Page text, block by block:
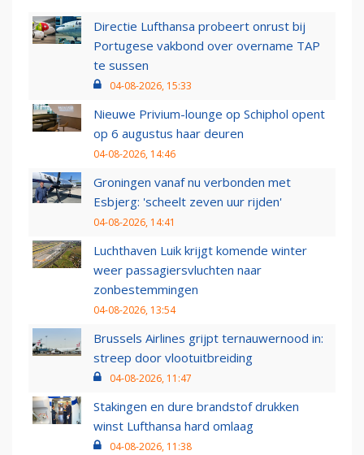
Directie Lufthansa probeert onrust bij
Portugese vakbond over overname TAP
te sussen
04-08-2026, 15:33
Nieuwe Privium-lounge op Schiphol opent
op 6 augustus haar deuren
04-08-2026, 14:46
Groningen vanaf nu verbonden met
Esbjerg: 'scheelt zeven uur rijden'
04-08-2026, 14:41
Luchthaven Luik krijgt komende winter
weer passagiersvluchten naar
zonbestemmingen
04-08-2026, 13:54
Brussels Airlines grijpt ternauwernood in:
streep door vlootuitbreiding
04-08-2026, 11:47
Stakingen en dure brandstof drukken
winst Lufthansa hard omlaag
04-08-2026, 11:38